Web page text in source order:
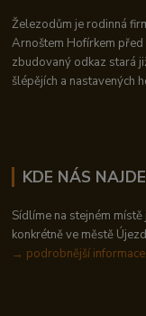
Železodům je rodinná
Arnoštem Hofírkem
zbudovaný odkaz stará
šlépějích a nastavených
KDE NÁS
Sídlíme na stejném
konkrétně ve městě
→ podrobnější informace